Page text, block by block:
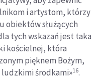
i artystom, którzy
obiektów służących
tych wskazań jest taka
kościelnej, która
pięknem Bożym,
środkami»16.